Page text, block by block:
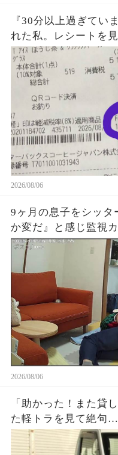
『30分以上過ぎてい
れた私。レシートを
秒？『For Here
惑…一体何を基準に
2026/08/06
9ヶ月の息子をシッタ
か変だ』と感じ監視
間でYouTube放置、
じられない映像”に涙
2026/08/06
「助かった！また貸
た軽トラを見て絶句
だったのに、返却時
しんだ友人が半年後